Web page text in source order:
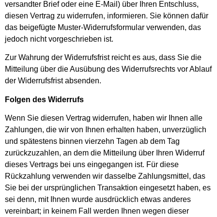
versandter Brief oder eine E-Mail) über Ihren Entschluss,
diesen Vertrag zu widerrufen, informieren. Sie können dafür
das beigefügte Muster-Widerrufsformular verwenden, das
jedoch nicht vorgeschrieben ist.
Zur Wahrung der Widerrufsfrist reicht es aus, dass Sie die
Mitteilung über die Ausübung des Widerrufsrechts vor Ablauf
der Widerrufsfrist absenden.
Folgen des Widerrufs
Wenn Sie diesen Vertrag widerrufen, haben wir Ihnen alle
Zahlungen, die wir von Ihnen erhalten haben, unverzüglich
und spätestens binnen vierzehn Tagen ab dem Tag
zurückzuzahlen, an dem die Mitteilung über Ihren Widerruf
dieses Vertrags bei uns eingegangen ist. Für diese
Rückzahlung verwenden wir dasselbe Zahlungsmittel, das
Sie bei der ursprünglichen Transaktion eingesetzt haben, es
sei denn, mit Ihnen wurde ausdrücklich etwas anderes
vereinbart; in keinem Fall werden Ihnen wegen dieser